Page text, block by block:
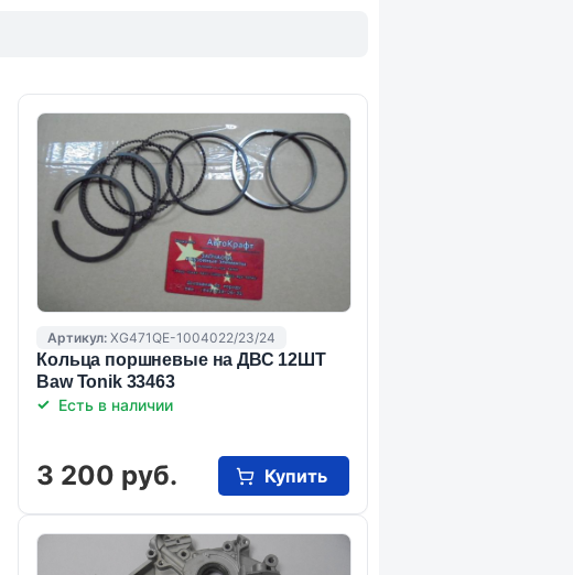
Артикул:XG471QE-1004022/23/24
Кольца поршневые на ДВС 12ШТ
Baw Tonik 33463
Есть в наличии
3 200 руб. Купить